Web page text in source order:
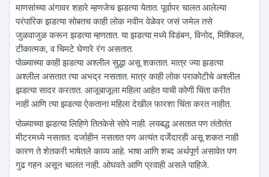
माणसांच्या अंगावर शहारे म्हणजेच झडत्या येतात. पूर्वापर चालत आलेल्या
परंपारिक झडत्या सोबतच काही लोक नवीन वेळेवर जसं जमेल तसे
जुळवाजुळ करून झडत्या म्हणतात. या झडत्या मध्ये विडंबन, विनोद, मिश्किल,
टीकात्मक, व चिमटे घेणारे रंग असतात.
पोळ्याच्या काही झडत्या अश्लील सुद्धा असू शकतात. मात्र ज्या झडत्या
अश्लील असतात त्या अभद्र नसतात. मात्र काही लोक पराकोटीचे अश्लील
झडत्या सादर करतात. आजूबाजूला महिला आहेत याची कोणी चिंता करीत
नाही आणि त्या झडत्या ऐकताना महिला देखील फारशा चिंता करत नाहीत.
पोळ्याच्या झडत्या लिहिणे तितकेसे सोपे नाही. लयबद्ध असतात पण तंतोतंत
मीटरमध्ये नसतात. दर्जाहीन नसतात पण अत्यंत दर्जेदारही असू शकत नाही
कारण ते शेतकरी भाषेतले काव्य आहे. भाषा आणि शब्द अर्थपूर्ण असावेत पण
गुढ गहन असून चालत नाही. ओघवते आणि प्रवाही असले पाहिजे.